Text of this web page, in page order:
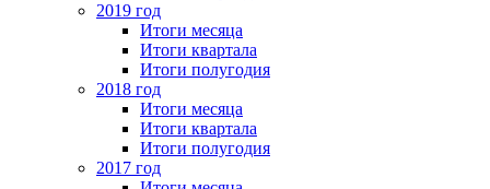
2019 год
Итоги месяца
Итоги квартала
Итоги полугодия
2018 год
Итоги месяца
Итоги квартала
Итоги полугодия
2017 год